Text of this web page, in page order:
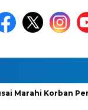
Pemerkosaan